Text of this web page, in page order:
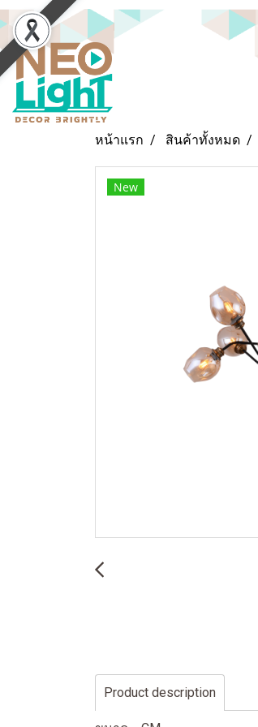
หน้าแรก สินค้าทั้งหมด
New
Product description